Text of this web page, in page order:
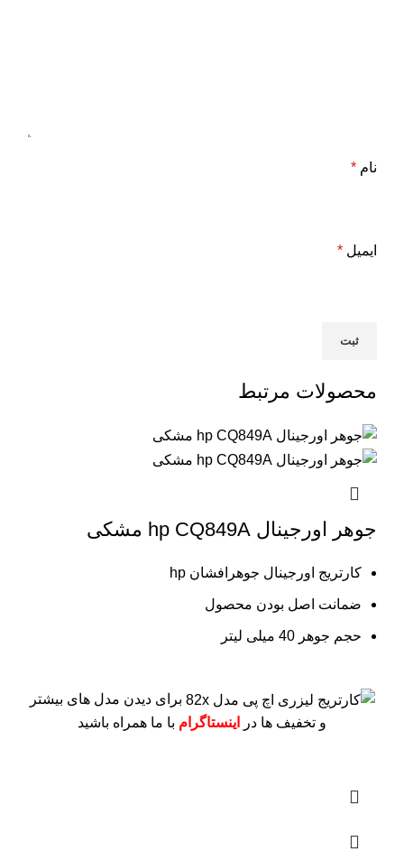
نام *
ایمیل *
محصولات مرتبط
جوهر اورجینال hp CQ849A مشکی
کارتریج اورجینال جوهرافشان hp
ضمانت اصل بودن محصول
حجم جوهر 40 میلی لیتر
برای دیدن مدل های بیشتر
و تخفیف ها در
اینستاگرام با ما همراه باشید